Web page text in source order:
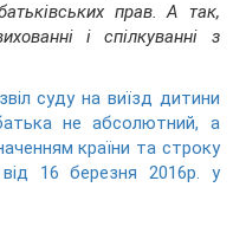
прав. А так,
і спілкуванні з
суду на виїзд дитини
не абсолютний, а
країни та строку
16 березня 2016р. у